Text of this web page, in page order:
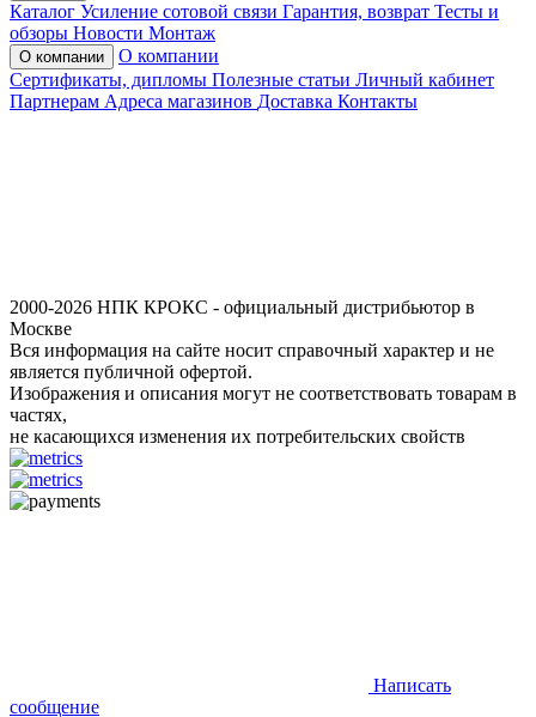
Каталог Усиление сотовой связи Гарантия, возврат Тесты и
обзоры Новости Монтаж
О компании
О компании
Сертификаты, дипломы Полезные статьи Личный кабинет
Партнерам Адреса магазинов Доставка Контакты
2000-2026 НПК КРОКС - официальный дистрибьютор в
Москве
Вся информация на сайте носит справочный характер и не
является публичной офертой.
Изображения и описания могут не соответствовать товарам в
частях,
не касающихся изменения их потребительских свойств
Написать
сообщение